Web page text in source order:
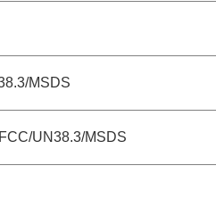
MSDS
UN38.3/MSDS